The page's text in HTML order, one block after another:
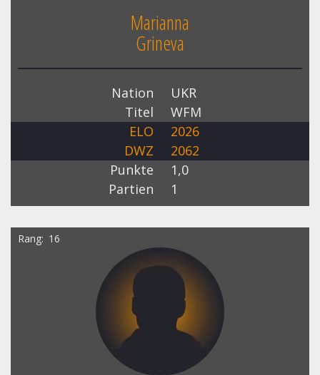
Marianna
Grineva
Nation
UKR
Titel
WFM
ELO
2026
DWZ
2062
Punkte
1,0
Partien
1
Rang 16